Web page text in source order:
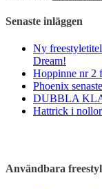
Senaste inläggen
Ny
Dream!
Hoppinne nr 2
Phoenix
DUBBLA
Hattrick i
Användbara